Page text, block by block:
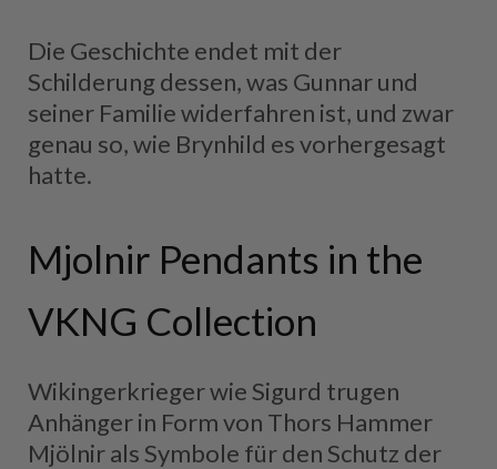
Die Geschichte endet mit der
Schilderung dessen, was Gunnar und
seiner Familie widerfahren ist, und zwar
genau so, wie Brynhild es vorhergesagt
hatte.
Mjolnir Pendants in the
VKNG Collection
Wikingerkrieger wie Sigurd trugen
Anhänger in Form von Thors Hammer
Mjölnir als Symbole für den Schutz der